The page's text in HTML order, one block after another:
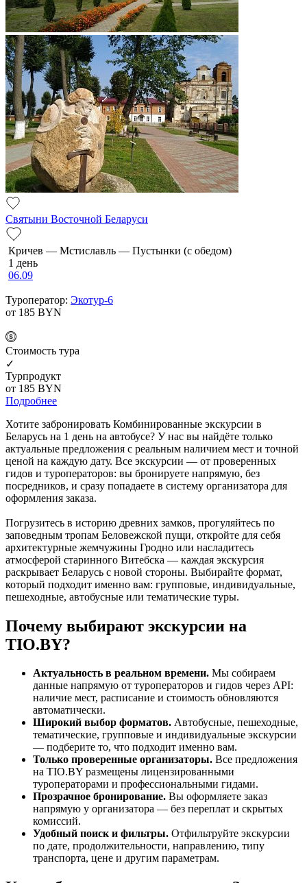
Святыни Восточной Беларуси
Кричев — Мстиславль — Пустынки (с обедом)
1 день
06.09
Туроператор: Экотур-6
от 185 BYN
Cтоимость тура
✓
Турпродукт
от 185 BYN
Подробнее
Хотите забронировать Комбинированные экскурсии в
Беларусь на 1 день на автобусе? У нас вы найдёте только
актуальные предложения с реальным наличием мест и точной
ценой на каждую дату. Все экскурсии — от проверенных
гидов и туроператоров: вы бронируете напрямую, без
посредников, и сразу попадаете в систему организатора для
оформления заказа.
Погрузитесь в историю древних замков, прогуляйтесь по
заповедным тропам Беловежской пущи, откройте для себя
архитектурные жемчужины Гродно или насладитесь
атмосферой старинного Витебска — каждая экскурсия
раскрывает Беларусь с новой стороны. Выбирайте формат,
который подходит именно вам: групповые, индивидуальные,
пешеходные, автобусные или тематические туры.
Почему выбирают экскурсии на
TIO.BY?
Актуальность в реальном времени. Мы собираем
данные напрямую от туроператоров и гидов через API:
наличие мест, расписание и стоимость обновляются
автоматически.
Широкий выбор форматов. Автобусные, пешеходные,
тематические, групповые и индивидуальные экскурсии
— подберите то, что подходит именно вам.
Только проверенные организаторы. Все предложения
на TIO.BY размещены лицензированными
туроператорами и профессиональными гидами.
Прозрачное бронирование. Вы оформляете заказ
напрямую у организатора — без переплат и скрытых
комиссий.
Удобный поиск и фильтры. Отфильтруйте экскурсии
по дате, продолжительности, направлению, типу
транспорта, цене и другим параметрам.